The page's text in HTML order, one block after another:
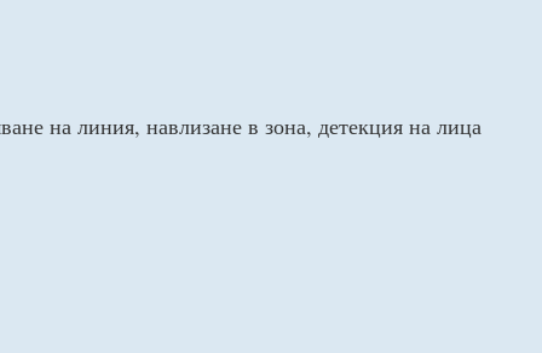
на линия, навлизане в зона, детекция на лица